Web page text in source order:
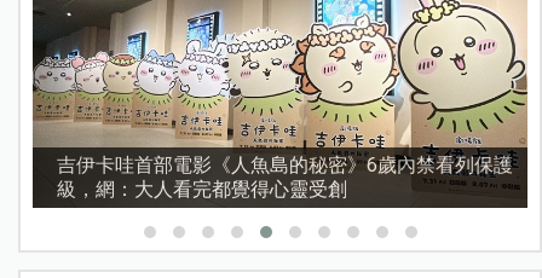
資優教育15問！師鐸獎名師陳宥妤：資優教育的核心，
不是成績而是讀懂孩子的心理準備度